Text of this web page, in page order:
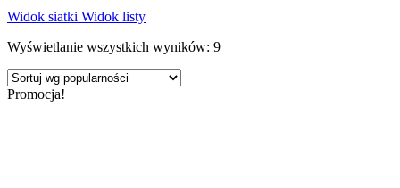
Widok siatki Widok listy
Wyświetlanie wszystkich wyników: 9Posortowane
Promocja!